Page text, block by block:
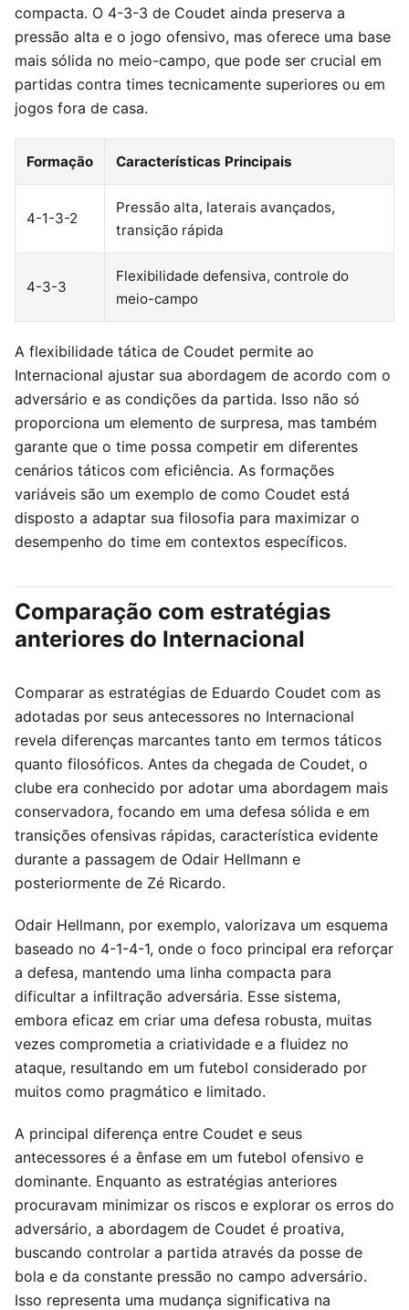
compacta. O 4-3-3 de Coudet ainda preserva a
pressão alta e o jogo ofensivo, mas oferece uma base
mais sólida no meio-campo, que pode ser crucial em
partidas contra times tecnicamente superiores ou em
jogos fora de casa.
Formação Características Principais
4-1-3-2
Pressão alta, laterais avançados,
transição rápida
4-3-3
Flexibilidade defensiva, controle do
meio-campo
A flexibilidade tática de Coudet permite ao
Internacional ajustar sua abordagem de acordo com o
adversário e as condições da partida. Isso não só
proporciona um elemento de surpresa, mas também
garante que o time possa competir em diferentes
cenários táticos com eficiência. As formações
variáveis são um exemplo de como Coudet está
disposto a adaptar sua filosofia para maximizar o
desempenho do time em contextos específicos.
Comparação com estratégias
anteriores do Internacional
Comparar as estratégias de Eduardo Coudet com as
adotadas por seus antecessores no Internacional
revela diferenças marcantes tanto em termos táticos
quanto filosóficos. Antes da chegada de Coudet, o
clube era conhecido por adotar uma abordagem mais
conservadora, focando em uma defesa sólida e em
transições ofensivas rápidas, característica evidente
durante a passagem de Odair Hellmann e
posteriormente de Zé Ricardo.
Odair Hellmann, por exemplo, valorizava um esquema
baseado no 4-1-4-1, onde o foco principal era reforçar
a defesa, mantendo uma linha compacta para
dificultar a infiltração adversária. Esse sistema,
embora eficaz em criar uma defesa robusta, muitas
vezes comprometia a criatividade e a fluidez no
ataque, resultando em um futebol considerado por
muitos como pragmático e limitado.
A principal diferença entre Coudet e seus
antecessores é a ênfase em um futebol ofensivo e
dominante. Enquanto as estratégias anteriores
procuravam minimizar os riscos e explorar os erros do
adversário, a abordagem de Coudet é proativa,
buscando controlar a partida através da posse de
bola e da constante pressão no campo adversário.
Isso representa uma mudança significativa na